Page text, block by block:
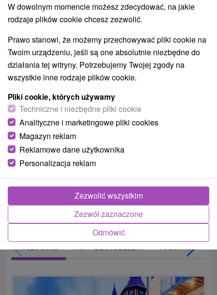
1.
Hotel Lomnica★★★★Tatrzańska Łomnica
Legendarny Hotel Lomnica ***** w centrum
Tatrzańskiej Łomnicy pisze swoją historię od 1894
roku. Budynek, zaprojektowany przez architekta
Gedeona...
W dowolnym momencie możesz zdecydować, na jakie
rodzaje plików cookie chcesz zezwolić.
Prawo stanowi, że możemy przechowywać pliki cookie na
Twoim urządzeniu, jeśli są one absolutnie niezbędne do
działania tej witryny. Potrzebujemy Twojej zgody na
wszystkie inne rodzaje plików cookie.
Pliki cookie, których używamy
Techniczne i niezbędne pliki cookie
Analityczne i marketingowe pliki cookies
Magazyn reklam
Reklamowe dane użytkownika
Personalizacja reklam
Odmówić
Zezwól zaznaczone
Zezwolić wszystkim